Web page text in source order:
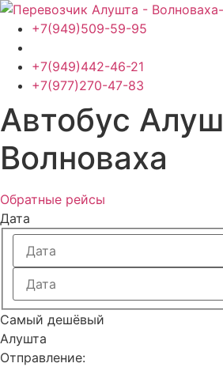
Перейти
содержимому
+7(949)509-59-95
+7(949)442-46-21
+7(977)270-47-83
Автобус
Волноваха
Обратные рейсы
Дата
Самый дешёвый
Алушта
Отправление: